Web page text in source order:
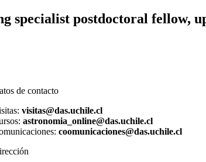
specialist postdoctoral fellow,
de contacto
visitas@das.uchile.cl
astronomia_online@das.uchile.cl
coomunicaciones@das.uchile.cl